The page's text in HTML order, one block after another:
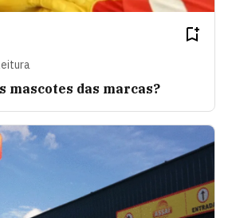
mascotes das marcas?